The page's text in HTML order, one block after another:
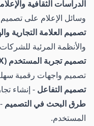
الدراسات الثقافية
وسائل الإعلام على تصميم
تصميم العلامة التجارية
والأنظمة المرئية
تصميم تجربة المستخدم (UX) وواجهة المستخدم (UI)
تصميم واجهات رقمية
تصميم التفاعل - إنشاء
طرق البحث في التصميم
المستخدم.